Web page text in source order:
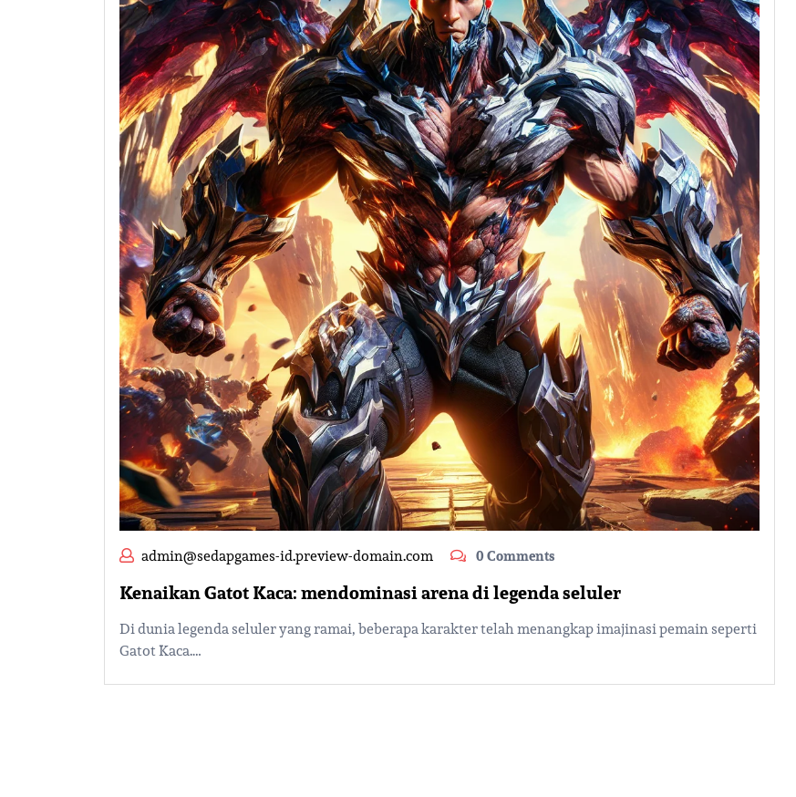
admin@sedapgames-id.preview-domain.com 0 Comments
Kenaikan Gatot Kaca: mendominasi arena di legenda seluler
Di dunia legenda seluler yang ramai, beberapa karakter telah menangkap imajinasi pemain seperti
Gatot Kaca.…